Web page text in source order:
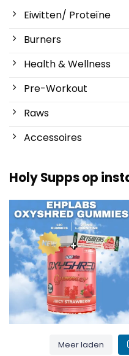
Eiwitten/ Proteïne
Burners
Health & Wellness
Pre-Workout
Raws
Accessoires
Holy Supps op
Nieuw bij Holy Supps 🍬⚡
De OxyShred Gummies...
3 0
Meer laden